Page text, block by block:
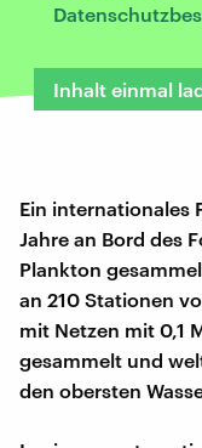
Inhalt einmal
Ein internationales
Jahre an Bord des
Plankton
an 210 Stationen
mit Netzen mit 0,1
gesammelt und
den obersten